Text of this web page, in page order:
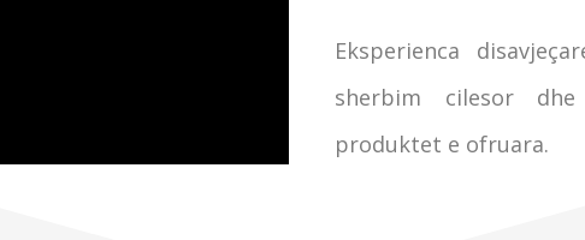
Eksperienca
sherbim cilesor
produktet e ofruara.